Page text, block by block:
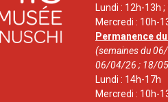
Lundi : 12h-13h
Mercredi : 10h-
Permanence
(semaines du
06/04/26 ; 18/
Lundi : 14h-17h
Mercredi : 10h-